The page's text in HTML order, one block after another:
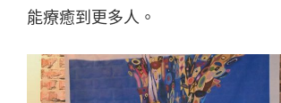
能療癒到更多人。